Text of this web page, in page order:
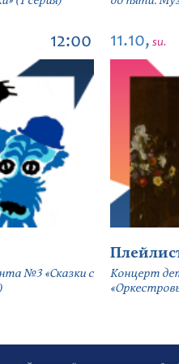
12:00
№3 «Сказки с
11.10, su.
Концерт